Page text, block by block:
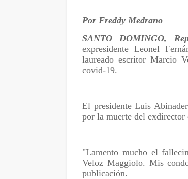
Por Freddy Medrano
SANTO DOMINGO,
expresidente Leonel
laureado escritor Marcio
covid-19.
El presidente Luis
por la muerte del exdirector
"Lamento mucho el
Veloz Maggiolo. Mis
publicación.